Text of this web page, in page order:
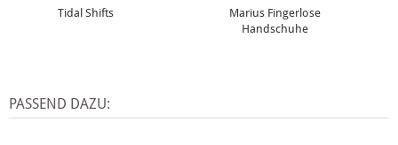
Tidal Shifts
Marius Fingerlose
Handschuhe
PASSEND DAZU: